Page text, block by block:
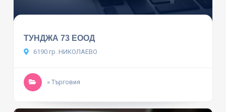
ТУНДЖА 73 ЕООД
6190 гр. НИКОЛАЕВО
» Търговия